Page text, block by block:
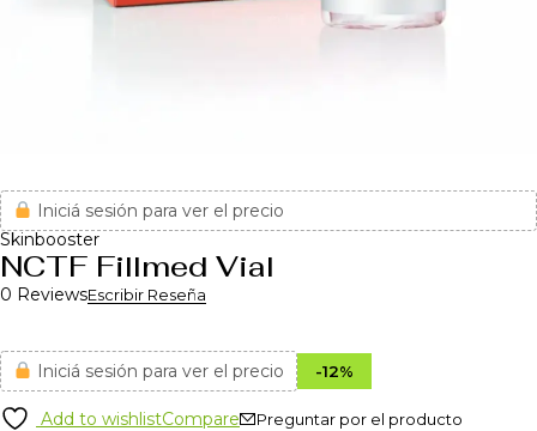
Iniciá sesión para ver el precio
Skinbooster
NCTF Fillmed Vial
0 ReviewsEscribir Reseña
Iniciá sesión para ver el precio -12%
Add to wishlistCompare Preguntar por el producto